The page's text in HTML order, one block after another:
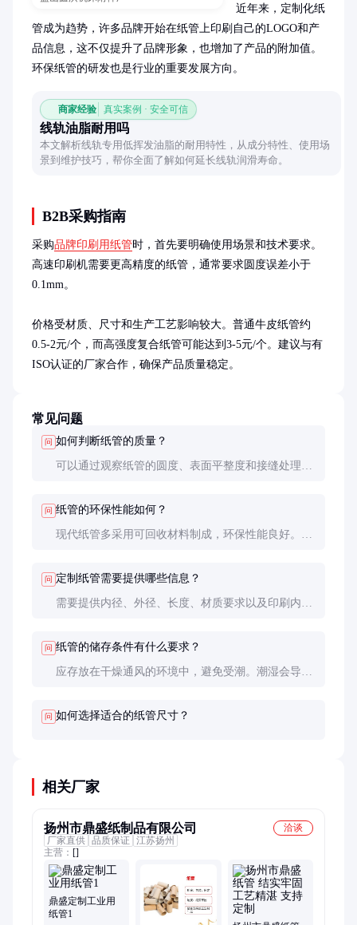
近年来，定制化纸
管成为趋势，许多品牌开始在纸管上印刷自己的LOGO和产
品信息，这不仅提升了品牌形象，也增加了产品的附加值。
环保纸管的研发也是行业的重要发展方向。
商家经验 真实案例 · 安全可信
线轨油脂耐用吗
本文解析线轨专用低挥发油脂的耐用特性，从成分特性、使用场
景到维护技巧，帮你全面了解如何延长线轨润滑寿命。
B2B采购指南
采购品牌印刷用纸管时，首先要明确使用场景和技术要求。
高速印刷机需要更高精度的纸管，通常要求圆度误差小于
0.1mm。
价格受材质、尺寸和生产工艺影响较大。普通牛皮纸管约
0.5-2元/个，而高强度复合纸管可能达到3-5元/个。建议与有
ISO认证的厂家合作，确保产品质量稳定。
常见问题
问 如何判断纸管的质量？
可以通过观察纸管的圆度、表面平整度和接缝处理来
问 纸管的环保性能如何？
现代纸管多采用可回收材料制成，环保性能良好。一
问 定制纸管需要提供哪些信息？
需要提供内径、外径、长度、材质要求以及印刷内
问 纸管的储存条件有什么要求？
应存放在干燥通风的环境中，避免受潮。潮湿会导致
问 如何选择适合的纸管尺寸？
相关厂家
扬州市鼎盛纸制品有限公司
洽谈
厂家直供 品质保证 江苏扬州
主营： []
鼎盛定制工业用
纸管1